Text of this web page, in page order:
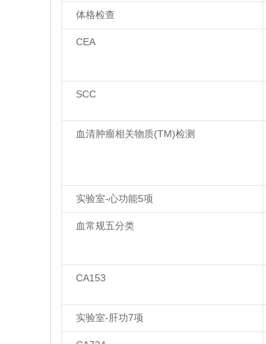
体格检查
CEA
SCC
血清肿瘤相关物质(TM)检测
实验室-心功能5项
血常规五分类
CA153
实验室-肝功7项